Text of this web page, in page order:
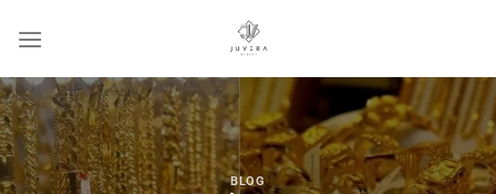
đến
dung
BLOG